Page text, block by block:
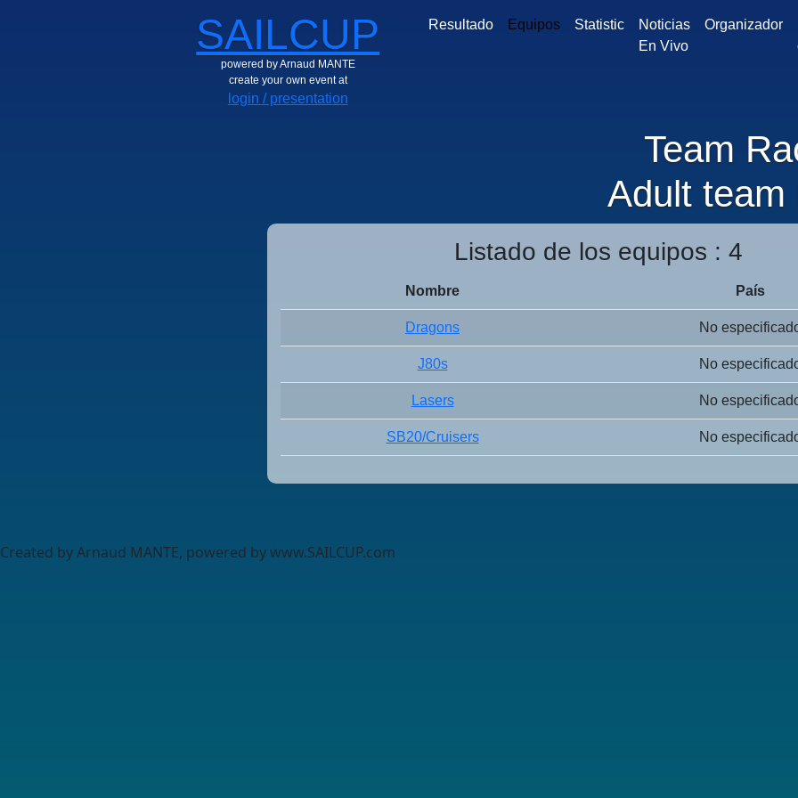
SAILCUP
powered by Arnaud MANTE
create your own event at
login / presentation
Resultado Equipos Statistic
Noticias
En Vivo
Organizador
Team
Adult team
Listado de los equipos : 4
Nombre País
Dragons No
J80s No
Lasers No
SB20/Cruisers No
Created by Arnaud MANTE, powered by www.SAILCUP.com